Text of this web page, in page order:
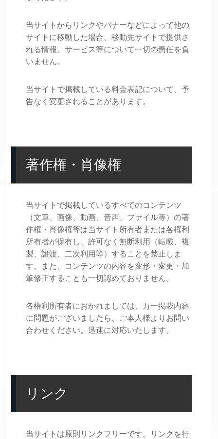
当サイトからリンクやバナーなどによって他の
サイトに移動した場合、移動先サイトで提供さ
れる情報、サービス等について一切の責任を負
いません。
当サイトで掲載している料金表記について、予
告なく変更されることがあります。
著作権・肖像権
当サイトで掲載しているすべてのコンテンツ
（文章、画像、動画、音声、ファイル等）の著
作権・肖像権等は当サイト所有者または各権利
所有者が保有し、許可なく無断利用（転載、複
製、譲渡、二次利用等）することを禁止しま
す。また、コンテンツの内容を変形・変更・加
筆修正することも一切認めておりません。
各権利所有者におかれましては、万一掲載内容
に問題がございましたら、ご本人様よりお問い
合わせください。迅速に対応いたします。
リンク
当サイトは原則リンクフリーです。リンクを行